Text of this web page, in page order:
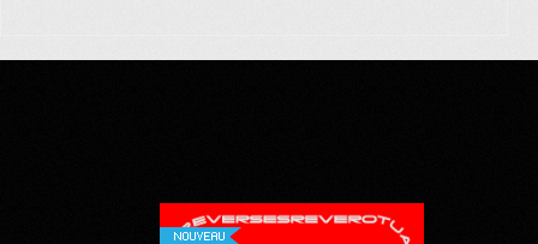
NOUVEAU